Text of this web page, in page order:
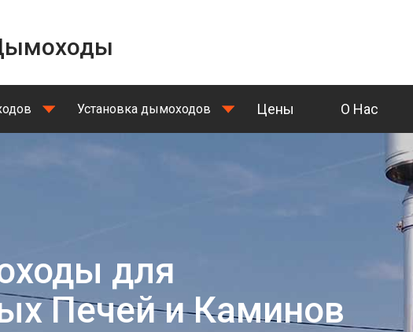
Установка дымоходов Цены О Нас
для
Печей и Каминов